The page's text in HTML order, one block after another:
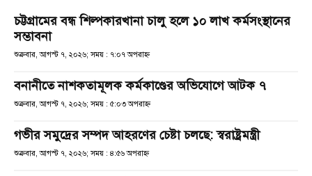
চট্টগ্রামের বন্ধ শিল্পকারখানা চালু হলে ১০ লাখ কর্মসংস্থানের
সম্ভাবনা
শুক্রবার, আগস্ট ৭, ২০২৬; সময় : ৭:০৭ অপরাহ্ণ
বনানীতে নাশকতামূলক কর্মকাণ্ডের অভিযোগে আটক ৭
শুক্রবার, আগস্ট ৭, ২০২৬; সময় : ৫:০৩ অপরাহ্ণ
গভীর সমুদ্রের সম্পদ আহরণের চেষ্টা চলছে: স্বরাষ্ট্রমন্ত্রী
শুক্রবার, আগস্ট ৭, ২০২৬; সময় : ৪:৫৬ অপরাহ্ণ